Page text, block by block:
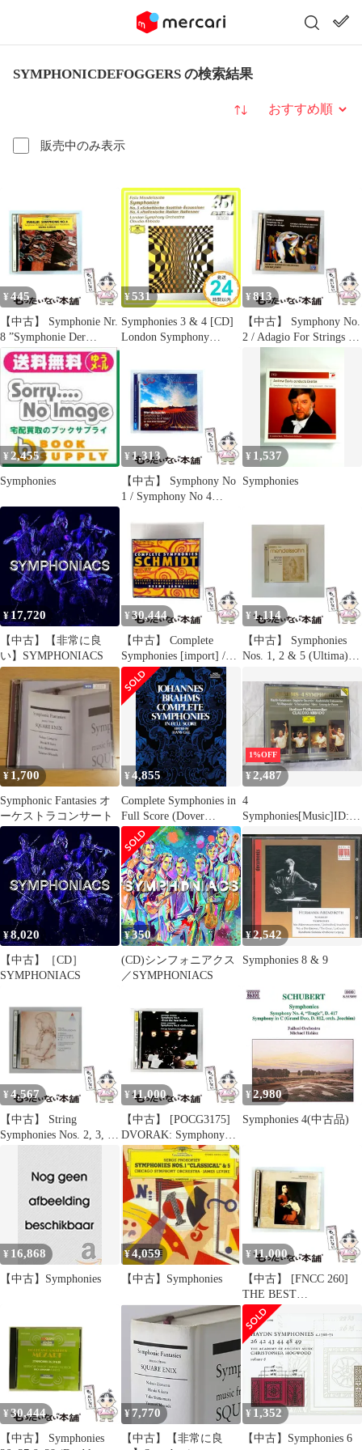
SYMPHONICDEFOGGERS の検索結果
販売中のみ表示
並び替え
¥ 445
【中古】 Symphonie Nr.
8 ”Symphonie Der
Tausend” ・ ”Symphony
Of A Thousand” [import]
/ Gustav Mahler、
Symphonie-Orchester Des
Bayerisch
¥531
Symphonies 3 & 4 [CD]
London Symphony
Mendelssohn; Claudio
Abbado_02
¥ 813
【中古】 Symphony No.
2 / Adagio For Strings /
Minor [import] / Samuel
Barber、George
Frederick Bristow、
Detroit Sym
¥2,455
Symphonies
¥ 1,313
【中古】 Symphony No
1 / Symphony No 4
Mendelssohn-Bartholdy、
John Eliot Gardiner、
London Symphony
Orchestra
¥ 1,537
Symphonies
¥17,720
【中古】【非常に良
い】SYMPHONIACS
¥ 30,444
【中古】 Complete
Symphonies [import] /
Franz Schmidt、Chicago
Symphony Orchestra、
Detroit Symphony
Orchestra、Neeme Jarvi /
Chandos
¥ 1,114
【中古】 Symphonies
Nos. 1, 2 & 5 (Ultima)
Mendelssohn-Bartholdy、
Barbara Bonney、Edith
Wiens、Peter Schreier、
Rundfunkch
¥ 1,700
Symphonic Fantasies オ
ーケストラコンサート
¥4,855
Complete Symphonies in
Full Score (Dover
Orchestral Music Scores)
1%OFF
¥2,487
4
Symphonies[Music]ID:C
326_A00
¥8,020
【中古】［CD］
SYMPHONIACS
¥350
(CD)シンフォニアクス
／SYMPHONIACS
¥2,542
Symphonies 8 & 9
¥ 4,567
【中古】 String
Symphonies Nos. 2, 3, 5,
Concerto Koln /
TELDEC
¥ 11,000
【中古】 [POCG3175]
DVORAK: Symphony
No.9 ”From the New
World”/ SCHUBERT:
Symphony No.8
”Unfinished” / Chicago
Symphony Orchestra / De
¥2,980
Symphonies 4(中古品)
¥ 16,868
【中古】Symphonies
¥4,059
【中古】Symphonies
¥ 11,000
【中古】 [FNCC 260]
THE BEST
COLLECTION OF
GREAT SYMPHONIES
10 MENDELSSOHN:
SYMPHONIES Nos.
3&4 / /
¥ 30,444
【中古】 Symphonies
¥ 7,770
【中古】【非常に良
¥ 1,352
【中古】Symphonies 6